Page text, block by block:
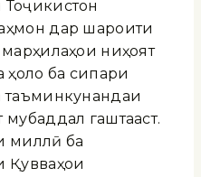
дар шароити
ниҳоят
ҳоло ба сипари
таъминкунандаи
гаштааст.
миллӣ ба
Қувваҳои